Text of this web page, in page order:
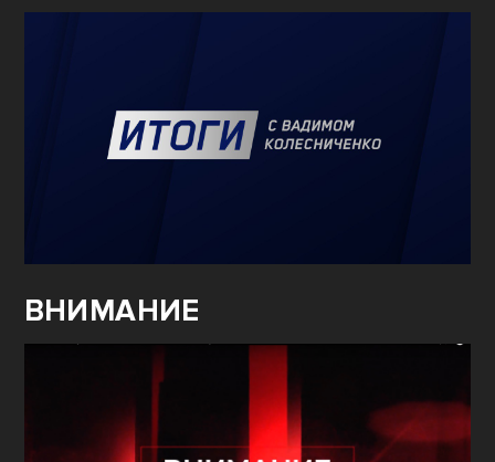
ВНИМАНИЕ